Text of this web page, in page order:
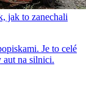
jak to zanechali
Je to celé
aut na silnici.